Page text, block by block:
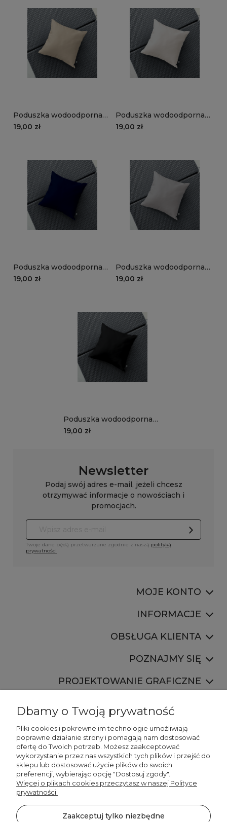
Poduszka wodoodporna
STORM wzór ST17 | beż
19,00 zł
Poduszka wodoodporna
STORM wzór ST16 | ecru
19,00 zł
Poduszka wodoodporna
STORM wzór ST04 |
19,00 zł
Poduszka wodoodporna
STORM wzór ST03 |
19,00 zł
Poduszka wodoodporna
STORM wzór ST01 |
19,00 zł
Newsletter
Podaj swój adres e-mail, jeżeli chcesz
otrzymywać informacje o nowościach i
promocjach.
Twoje dane będą przetwarzane zgodnie z naszą polityką
prywatności
MOJE KONTO
INFORMACJE
OBSŁUGA KLIENTA
POZNAJMY SIĘ
PROJEKTOWANIE GRAFICZNE
887 750 445
536 346 177
©2026 Wszelkie Prawa Zastrzeżone | DECORDRUK
Dbamy o Twoją prywatność
Pliki cookies i pokrewne im technologie umożliwiają
poprawne działanie strony i pomagają nam dostosować
ofertę do Twoich potrzeb. Możesz zaakceptować
wykorzystanie przez nas wszystkich tych plików i przejść do
sklepu lub dostosować użycie plików do swoich
preferencji, wybierając opcję "Dostosuj zgody".
Więcej o plikach cookies przeczytasz w naszej Polityce
prywatności.
Zaakceptuj tylko niezbędne